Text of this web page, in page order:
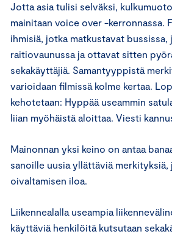
Jotta asia tulisi selväksi,
mainitaan voice over -kerronnassa.
ihmisiä, jotka matkustavat bussissa,
raitiovaunussa ja ottavat sitten
sekakäyttäjiä. Samantyyppistä
varioidaan filmissä kolme kertaa.
kehotetaan: Hyppää useammin
liian myöhäistä aloittaa. Viesti
Mainonnan yksi keino on antaa
sanoille uusia yllättäviä
oivaltamisen iloa.
Liikennealalla useampia
käyttäviä henkilöitä kutsutaan